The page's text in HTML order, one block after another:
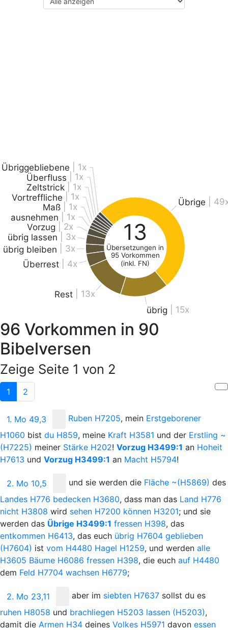
13
Übersetzungen in
95 Vorkommen
(inkl. FN)
Übrige |
übrig | 15x
übrig bleiben
| 3x
Überrest
| 4x
Rest | 13x
übrig lassen | 3x
Vorzug | 2x
ausnehmen | 1x
Maß | 1x
Vortreffliche | 1x
Zeltstrick | 1x
Überfluss | 1x
Übriggebliebene | 1x
96 Vorkommen in 90
Bibelversen
Zeige Seite 1 von 2
1 2
1. Mo 49,3 Ruben H7205, mein Erstgeborener
H1060 bist du H859, meine Kraft H3581 und der Erstling ~
(H7225) meiner Stärke H202! Vorzug H3499:1 an Hoheit
H7613 und Vorzug H3499:1 an Macht H5794!
2. Mo 10,5 und sie werden die Fläche ~(H5869) des
Landes H776 bedecken H3680, dass man das Land H776
nicht H3808 wird sehen H7200 können H3201; und sie
werden das Übrige H3499:1 fressen H398, das
entkommen H6413, das euch übrig H7604 geblieben
(H7604) ist vom H4480 Hagel H1259, und werden alle
H3605 Bäume H6086 fressen H398, die euch auf H4480
dem Feld H7704 wachsen H6779;
2. Mo 23,11 aber im siebten H7637 sollst du es
ruhen H8058 und brachliegen H5203 lassen (H5203),
damit die Armen H34 deines Volkes H5971 davon essen